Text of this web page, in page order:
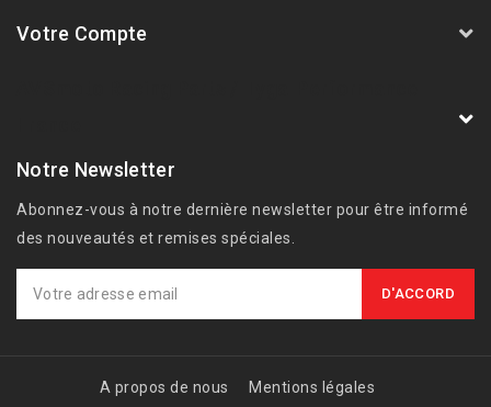
Votre Compte
Notre Newsletter
Abonnez-vous à notre dernière newsletter pour être informé
des nouveautés et remises spéciales.
A propos de nous Mentions légales